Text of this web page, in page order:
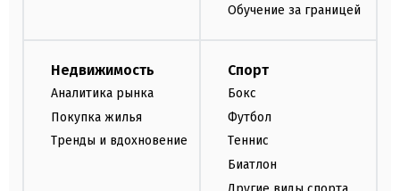
Обучение за границей
Недвижимость
Аналитика рынка
Покупка жилья
Тренды и вдохновение
Спорт
Бокс
Футбол
Теннис
Биатлон